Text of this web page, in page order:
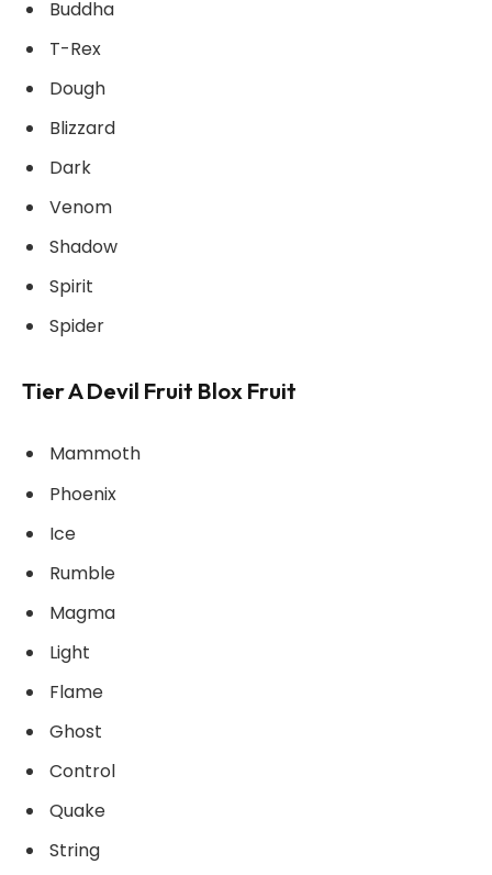
Buddha
T-Rex
Dough
Blizzard
Dark
Venom
Shadow
Spirit
Spider
Tier A Devil Fruit Blox Fruit
Mammoth
Phoenix
Ice
Rumble
Magma
Light
Flame
Ghost
Control
Quake
String